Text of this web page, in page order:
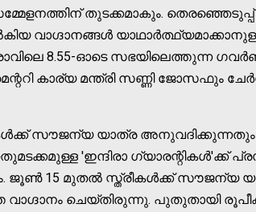
തുടക്കമാകും.
വാഗ്ദാനങ്ങള്‍ യാഥാർത്ഥ്യമാക്കാനുള്ള
8.55-ഓടെ സഭയിലെത്തുന്ന
കാര്യ മന്ത്രി സണ്ണി ജോസഫും
സൗജന്യ യാത്ര അനുവദിക്കുന്നതും
'ഇന്ദിരാ ഗ്യാരന്റികള്‍'ക്ക്
ജൂണ്‍ 15 മുതല്‍ സ്ത്രീകള്‍ക്ക് സൗജന്യ
വാഗ്ദാനം ചെയ്തിരുന്നു. പുതുതായി